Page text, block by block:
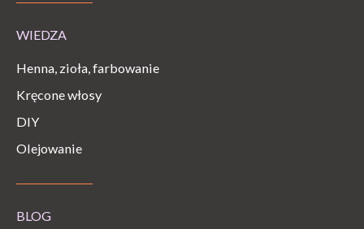
WIEDZA
Henna, zioła, farbowanie
Kręcone włosy
DIY
Olejowanie
BLOG